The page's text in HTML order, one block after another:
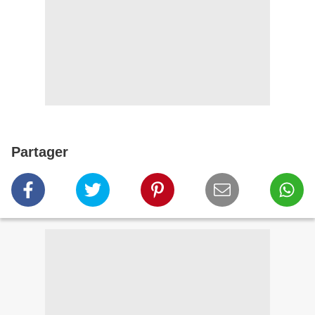
Partager